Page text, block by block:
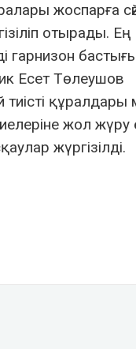
жоспарға
отырады.
гарнизон
Есет Төлеушов
жол жүру
жүргізілді.